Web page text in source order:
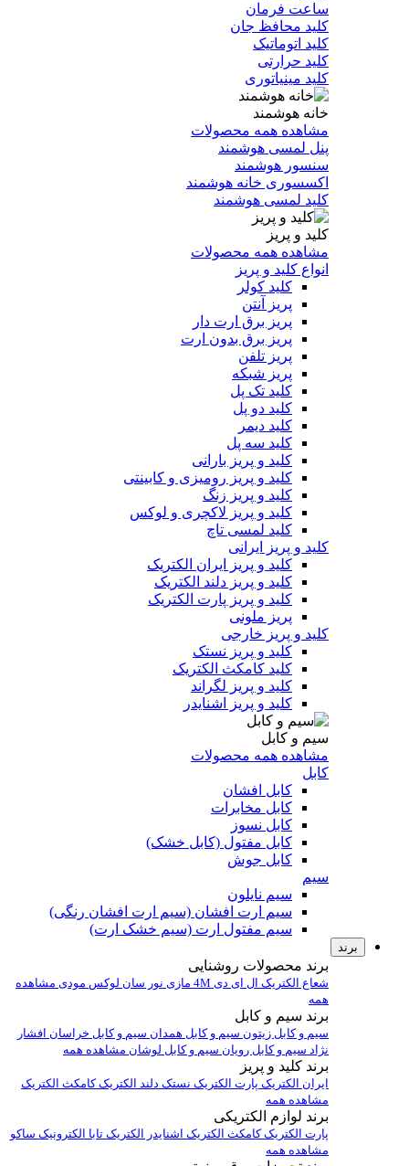
ساعت فرمان
کلید محافظ جان
کلید اتوماتیک
کلید حرارتی
کلید مینیاتوری
خانه هوشمند
مشاهده همه محصولات
پنل لمسی هوشمند
سنسور هوشمند
اکسسوری خانه هوشمند
کلید لمسی هوشمند
کلید و پریز
مشاهده همه محصولات
انواع کلید و پریز
کلید کولر
پریز آنتن
پریز برق ارت دار
پریز برق بدون ارت
پریز تلفن
پریز شبکه
کلید تک پل
کلید دو پل
کلید دیمر
کلید سه پل
کلید و پریز بارانی
کلید و پریز رومیزی و کابینتی
کلید و پریز زنگ
کلید و پریز لاکچری و لوکس
کلید لمسی تاچ
کلید و پریز ایرانی
کلید و پریز ایران الکتریک
کلید و پریز دلند الکتریک
کلید و پریز پارت الکتریک
پریز ملونی
کلید و پریز خارجی
کلید و پریز نستک
کلید کامکث الکتریک
کلید و پریز لگراند
کلید و پریز اشنایدر
سیم و کابل
مشاهده همه محصولات
کابل
کابل افشان
کابل مخابرات
کابل نسوز
کابل مفتول (کابل خشک)
کابل جوش
سیم
سیم نایلون
سیم ارت افشان (سیم ارت افشان رنگی)
سیم مفتول ارت (سیم خشک ارت)
برند
برند محصولات روشنایی
شعاع الکتریک ال ای دی 4M مازی نور سان لوکس مودی مشاهده
همه
برند سیم و کابل
سیم و کابل زیتون سیم و کابل همدان سیم و کابل خراسان افشار
نژاد سیم و کابل رویان سیم و کابل لوشان مشاهده همه
برند کلید و پریز
ایران الکتریک پارت الکتریک نستک دلند الکتریککامکث الکتریک
مشاهده همه
برند لوازم الکتریکی
پارت الکتریککامکث الکتریک اشنایدر الکتریک تابا الکترونیک ساکو
مشاهده همه